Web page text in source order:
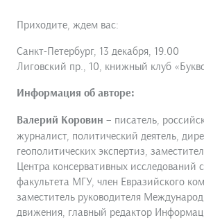
Приходите, ждем вас:
Cанкт-Петербург, 13 декабря, 19.00
Лиговский пр., 10, книжный клуб
Информация об авторе:
Валерий Коровин – писатель,
журналист, политический деятель,
геополитических экспертиз,
Центра консервативных исследований
факультета МГУ, член Евразийского
заместитель руководителя
движения, главный редактор